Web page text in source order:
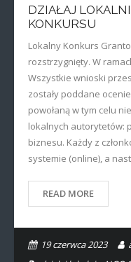
DZIAŁAJ
KONKURSU
Lokalny Konkurs
rozstrzygnięty. W
Wszystkie wnioski
zostały poddane
powołaną w tym celu
lokalnych autorytetów:
biznesu. Każdy z
systemie (online), a
READ MORE
19 czerwca 2023